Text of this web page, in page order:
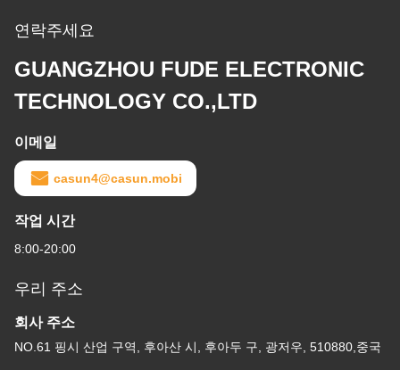
연락주세요
GUANGZHOU FUDE ELECTRONIC
TECHNOLOGY CO.,LTD
이메일
casun4@casun.mobi
작업 시간
8:00-20:00
우리 주소
회사 주소
NO.61 핑시 산업 구역, 후아산 시, 후아두 구, 광저우, 510880,중국